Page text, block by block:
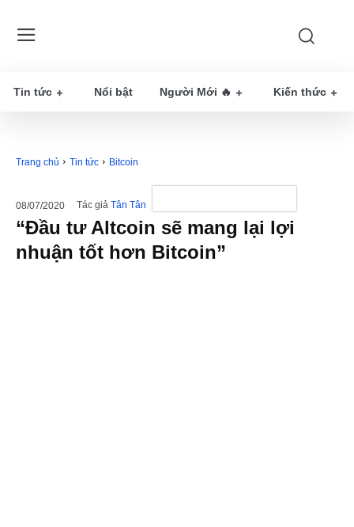
Tin tức Nổi bật Người Mới 🔥 Kiến thức
Trang chủ Tin tức Bitcoin
08/07/2020 Tác giả Tân Tân
“Đầu tư Altcoin sẽ mang lại lợi
nhuận tốt hơn Bitcoin”